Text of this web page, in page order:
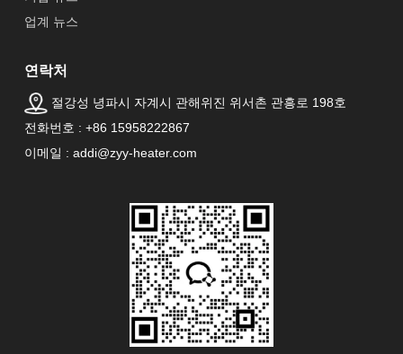
업계 뉴스
연락처
절강성 녕파시 자계시 관해위진 위서촌 관흥로 198호
전화번호 : +86 15958222867
이메일 : addi@zyy-heater.com